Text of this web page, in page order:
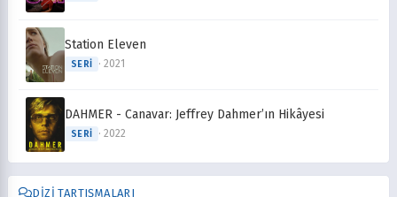
Station Eleven
SERI · 2021
DAHMER - Canavar: Jeffrey Dahmer’ın Hikâyesi
SERI · 2022
DIZI TARTIŞMALARI